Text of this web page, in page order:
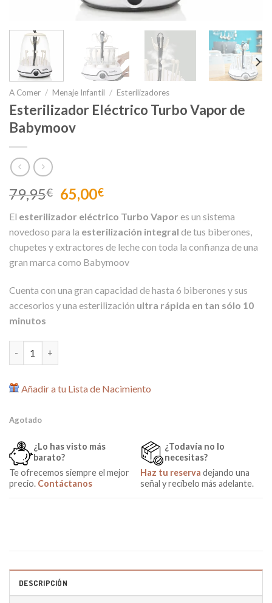
A Comer / Menaje Infantil / Esterilizadores
Esterilizador Eléctrico Turbo Vapor de
Babymoov
79,95€ El
precio
original
era:
79,95€.
65,00€El
actual
es:
65,00€.
El esterilizador eléctrico Turbo Vapor es un sistema
novedoso para la esterilización integral de tus biberones,
chupetes y extractores de leche con toda la confianza de una
gran marca como Babymoov
Cuenta con una gran capacidad de hasta 6 biberones y sus
accesorios y una esterilización ultra rápida en tan sólo 10
minutos
Añadir a tu Lista de Nacimiento
Agotado
¿Lo has visto más
barato?
Te ofrecemos siempre el mejor
precio. Contáctanos
¿Todavía no lo
necesitas?
Haz tu reserva dejando una
señal y recíbelo más adelante.
DESCRIPCIÓN